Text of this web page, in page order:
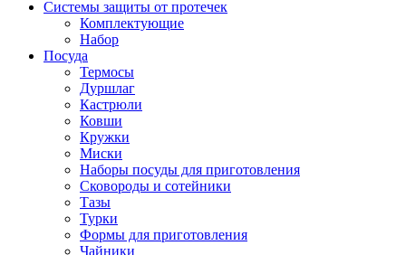
Системы защиты от протечек
Комплектующие
Набор
Посуда
Термосы
Дуршлаг
Кастрюли
Ковши
Кружки
Миски
Наборы посуды для приготовления
Сковороды и сотейники
Тазы
Турки
Формы для приготовления
Чайники